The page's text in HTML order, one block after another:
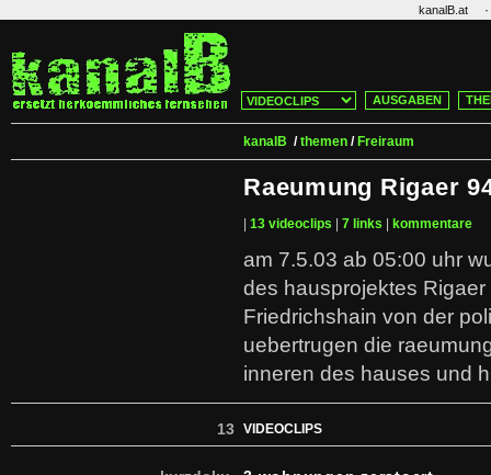
kanalB.at ·
AUSGABEN
kanalB /themen / Freiraum
Raeumung Rigaer
13 videoclips 7 links kommentare
am 7.5.03 ab 05:00 uhr
des hausprojektes
Friedrichshain von der
uebertrugen die
inneren des hauses und
13 VIDEOCLIPS